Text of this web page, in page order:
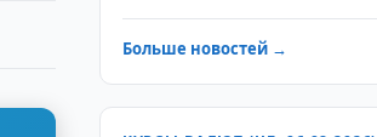
Больше новостей →